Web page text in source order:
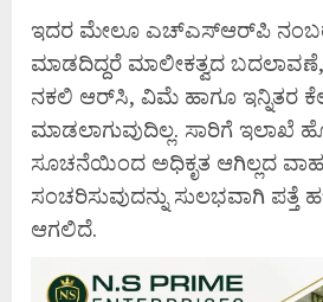
ಇದರ ಮೇಲೂ ಎಚ್‌ಎಸ್‌ಆರ್‌ಪಿ
ಮಾಡದಿದ್ದರೆ ಮಾಲೀಕತ್ವದ
ನಕಲಿ ಆರ್‌ಸಿ, ವಿಮೆ ಹಾಗೂ ಇನ್ನಿತರ
ಮಾಡಲಾಗುವುದಿಲ್ಲ. ಸಾರಿಗೆ ಇಲಾಖೆ
ಸೂಚನೆಯಿಂದ ಅಧಿಕೃತ ಆಗಿಲ್ಲದ
ಸಂಚರಿಸುವುದನ್ನು ಸುಲಭವಾಗಿ ಪತ್ತೆ
ಆಗಲಿದೆ.